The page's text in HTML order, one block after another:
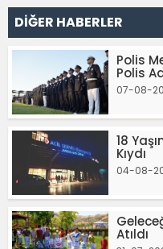
DİĞER HABERLER
Polis
Polis
07-08-
18
Kıydı
04-08-
Atıldı